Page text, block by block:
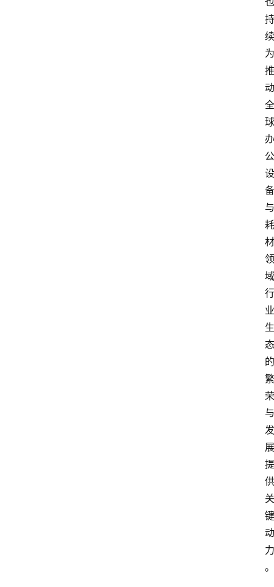
持
续
为
推
动
全
球
办
公
设
备
与
耗
材
领
域
行
业
生
态
的
繁
荣
与
发
展
提
供
关
键
动
力
。